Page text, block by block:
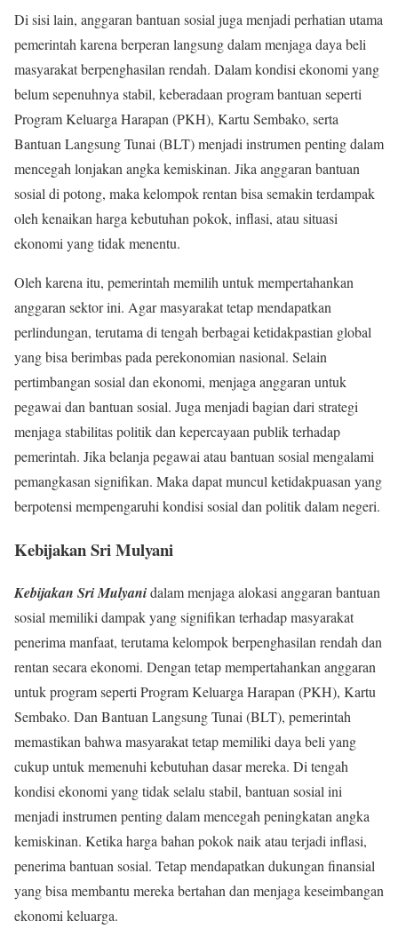
Di sisi lain, anggaran bantuan sosial juga menjadi perhatian utama
pemerintah karena berperan langsung dalam menjaga daya beli
masyarakat berpenghasilan rendah. Dalam kondisi ekonomi yang
belum sepenuhnya stabil, keberadaan program bantuan seperti
Program Keluarga Harapan (PKH), Kartu Sembako, serta
Bantuan Langsung Tunai (BLT) menjadi instrumen penting dalam
mencegah lonjakan angka kemiskinan. Jika anggaran bantuan
sosial di potong, maka kelompok rentan bisa semakin terdampak
oleh kenaikan harga kebutuhan pokok, inflasi, atau situasi
ekonomi yang tidak menentu.
Oleh karena itu, pemerintah memilih untuk mempertahankan
anggaran sektor ini. Agar masyarakat tetap mendapatkan
perlindungan, terutama di tengah berbagai ketidakpastian global
yang bisa berimbas pada perekonomian nasional. Selain
pertimbangan sosial dan ekonomi, menjaga anggaran untuk
pegawai dan bantuan sosial. Juga menjadi bagian dari strategi
menjaga stabilitas politik dan kepercayaan publik terhadap
pemerintah. Jika belanja pegawai atau bantuan sosial mengalami
pemangkasan signifikan. Maka dapat muncul ketidakpuasan yang
berpotensi mempengaruhi kondisi sosial dan politik dalam negeri.
Kebijakan Sri Mulyani
Kebijakan Sri Mulyanidalam menjaga alokasi anggaran bantuan
sosial memiliki dampak yang signifikan terhadap masyarakat
penerima manfaat, terutama kelompok berpenghasilan rendah dan
rentan secara ekonomi. Dengan tetap mempertahankan anggaran
untuk program seperti Program Keluarga Harapan (PKH), Kartu
Sembako. Dan Bantuan Langsung Tunai (BLT), pemerintah
memastikan bahwa masyarakat tetap memiliki daya beli yang
cukup untuk memenuhi kebutuhan dasar mereka. Di tengah
kondisi ekonomi yang tidak selalu stabil, bantuan sosial ini
menjadi instrumen penting dalam mencegah peningkatan angka
kemiskinan. Ketika harga bahan pokok naik atau terjadi inflasi,
penerima bantuan sosial. Tetap mendapatkan dukungan finansial
yang bisa membantu mereka bertahan dan menjaga keseimbangan
ekonomi keluarga.